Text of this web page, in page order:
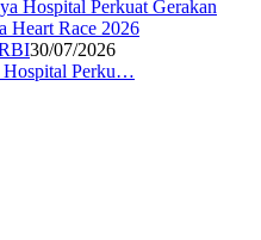
30/07/2026
Hospital Perku…